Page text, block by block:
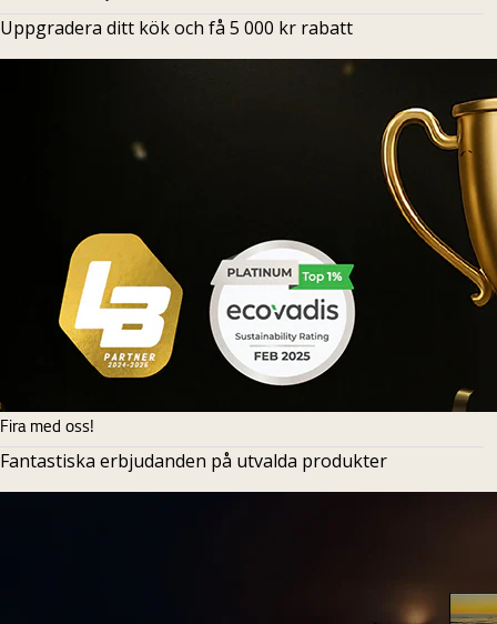
Uppgradera ditt kök och få 5 000 kr rabatt
Fira med oss!
Fantastiska erbjudanden på utvalda produkter